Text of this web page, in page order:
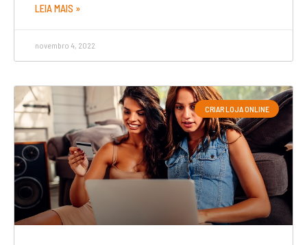
LEIA MAIS »
novembro 4, 2022
CRIAR LOJA ONLINE